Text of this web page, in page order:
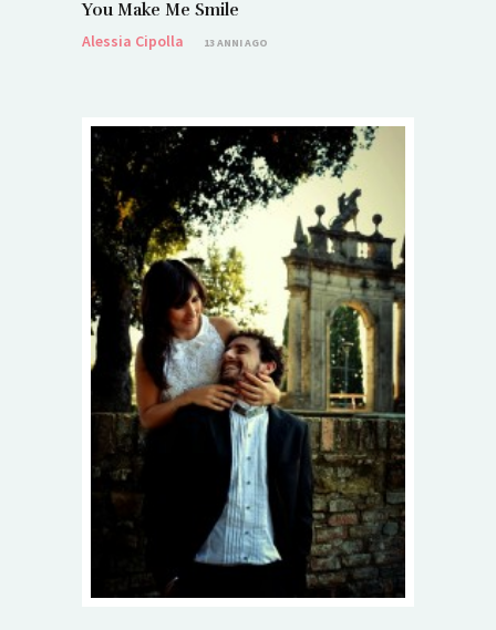
You Make Me Smile
Alessia Cipolla
13 ANNI AGO